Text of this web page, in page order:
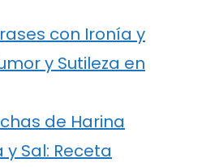
con Ironía y
y Sutileza en
de Harina
Sal: Receta